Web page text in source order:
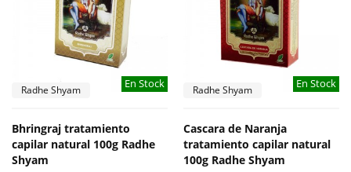
En Stock
Radhe Shyam
Bhringraj tratamiento
capilar natural 100g Radhe
Shyam
En Stock
Radhe Shyam
Cascara de Naranja
tratamiento capilar natural
100g Radhe Shyam